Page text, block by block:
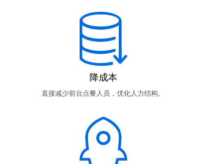
降成本
直接减少前台点餐人员，优化人力结构。